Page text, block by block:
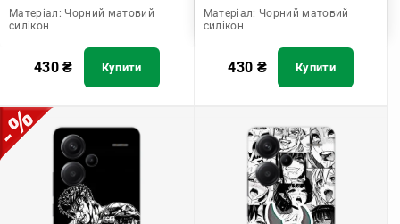
Матеріал: Чорний матовий
силікон
430₴ Купити
Матеріал: Чорний матовий
силікон
430 ₴ Купити